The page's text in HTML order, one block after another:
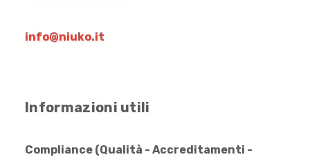
info@niuko.it
Informazioni utili
Compliance (Qualità - Accreditamenti -